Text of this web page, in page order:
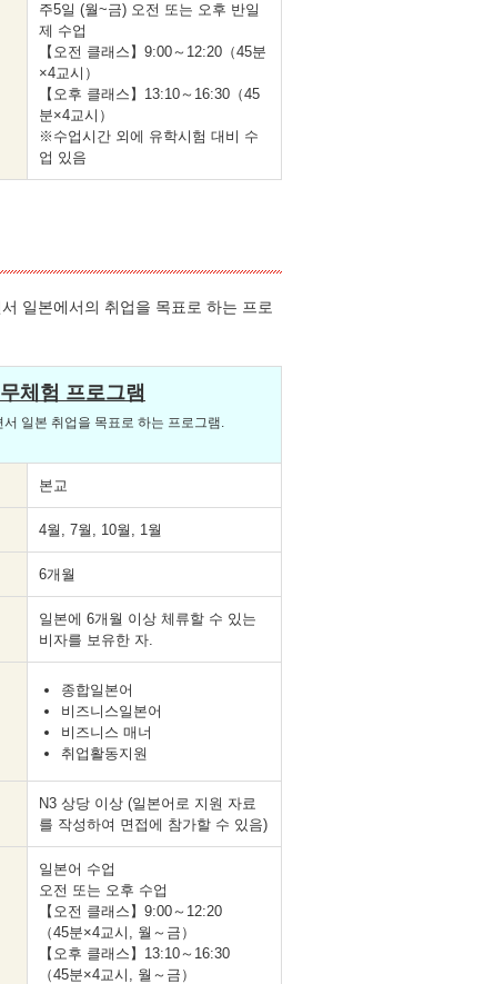
주5일 (월~금) 오전 또는 오후 반일
제 수업
【오전 클래스】9:00～12:20（45분
×4교시）
【오후 클래스】13:10～16:30（45
분×4교시）
※수업시간 외에 유학시험 대비 수
업 있음
일본에서의 취업을 목표로 하는 프로
체험 프로그램
일본 취업을 목표로 하는 프로그램.
본교
4월, 7월, 10월, 1월
6개월
일본에 6개월 이상 체류할 수 있는
비자를 보유한 자.
종합일본어
비즈니스일본어
비즈니스 매너
취업활동지원
N3 상당 이상 (일본어로 지원 자료
를 작성하여 면접에 참가할 수 있음)
일본어 수업
오전 또는 오후 수업
【오전 클래스】9:00～12:20
（45분×4교시, 월～금）
【오후 클래스】13:10～16:30
（45분×4교시, 월～금）